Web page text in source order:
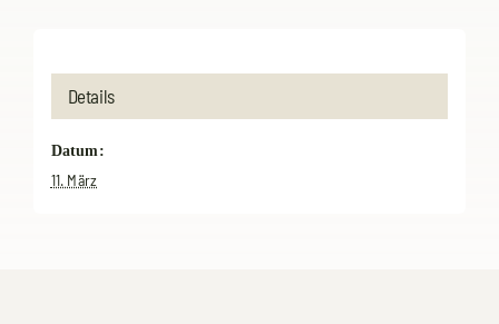
Details
Datum:
11. März